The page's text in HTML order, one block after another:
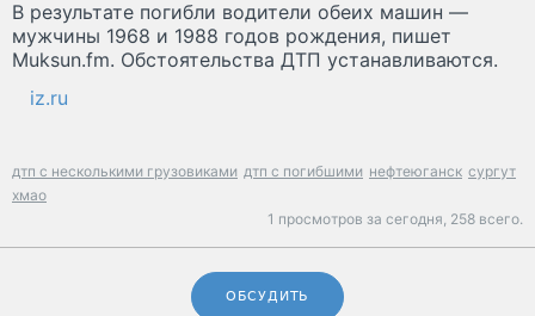
В результате погибли водители обеих машин —
мужчины 1968 и 1988 годов рождения, пишет
Muksun.fm. Обстоятельства ДТП устанавливаются.
iz.ru
дтп с несколькими грузовиками дтп с погибшими нефтеюганск сургут
хмао
1 просмотров за сегодня, 258 всего.
ОБСУДИТЬ